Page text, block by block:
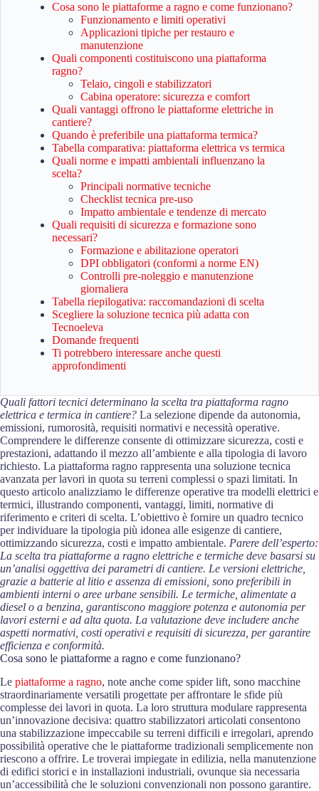
Cosa sono le piattaforme a ragno e come funzionano?
Funzionamento e limiti operativi
Applicazioni tipiche per restauro e
manutenzione
Quali componenti costituiscono una piattaforma
ragno?
Telaio, cingoli e stabilizzatori
Cabina operatore: sicurezza e comfort
Quali vantaggi offrono le piattaforme elettriche in
cantiere?
Quando è preferibile una piattaforma termica?
Tabella comparativa: piattaforma elettrica vs termica
Quali norme e impatti ambientali influenzano la
scelta?
Principali normative tecniche
Checklist tecnica pre-uso
Impatto ambientale e tendenze di mercato
Quali requisiti di sicurezza e formazione sono
necessari?
Formazione e abilitazione operatori
DPI obbligatori (conformi a norme EN)
Controlli pre-noleggio e manutenzione
giornaliera
Tabella riepilogativa: raccomandazioni di scelta
Scegliere la soluzione tecnica più adatta con
Tecnoeleva
Domande frequenti
Ti potrebbero interessare anche questi
approfondimenti
Quali fattori tecnici determinano la scelta tra piattaforma ragno
elettrica e termica in cantiere? La selezione dipende da autonomia,
emissioni, rumorosità, requisiti normativi e necessità operative.
Comprendere le differenze consente di ottimizzare sicurezza, costi e
prestazioni, adattando il mezzo all’ambiente e alla tipologia di lavoro
richiesto. La piattaforma ragno rappresenta una soluzione tecnica
avanzata per lavori in quota su terreni complessi o spazi limitati. In
questo articolo analizziamo le differenze operative tra modelli elettrici e
termici, illustrando componenti, vantaggi, limiti, normative di
riferimento e criteri di scelta. L’obiettivo è fornire un quadro tecnico
per individuare la tipologia più idonea alle esigenze di cantiere,
ottimizzando sicurezza, costi e impatto ambientale. Parere dell’esperto:
La scelta tra piattaforme a ragno elettriche e termiche deve basarsi su
un’analisi oggettiva dei parametri di cantiere. Le versioni elettriche,
grazie a batterie al litio e assenza di emissioni, sono preferibili in
ambienti interni o aree urbane sensibili. Le termiche, alimentate a
diesel o a benzina, garantiscono maggiore potenza e autonomia per
lavori esterni e ad alta quota. La valutazione deve includere anche
aspetti normativi, costi operativi e requisiti di sicurezza, per garantire
efficienza e conformità.
Cosa sono le piattaforme a ragno e come funzionano?
Le piattaforme a ragno, note anche come spider lift, sono macchine
straordinariamente versatili progettate per affrontare le sfide più
complesse dei lavori in quota. La loro struttura modulare rappresenta
un’innovazione decisiva: quattro stabilizzatori articolati consentono
una stabilizzazione impeccabile su terreni difficili e irregolari, aprendo
possibilità operative che le piattaforme tradizionali semplicemente non
riescono a offrire. Le troverai impiegate in edilizia, nella manutenzione
di edifici storici e in installazioni industriali, ovunque sia necessaria
un’accessibilità che le soluzioni convenzionali non possono garantire.